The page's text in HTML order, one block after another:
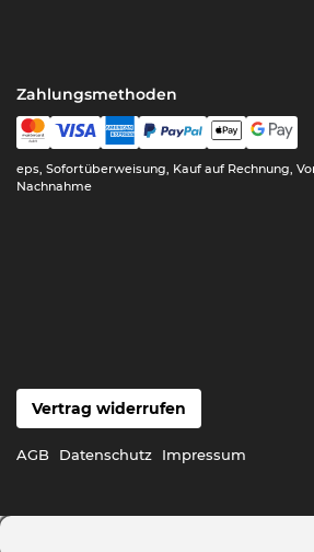
Zahlungsmethoden
eps, Sofortüberweisung, Kauf auf Rechnung,
Nachnahme
Vertrag widerrufen
AGB Datenschutz Impressum